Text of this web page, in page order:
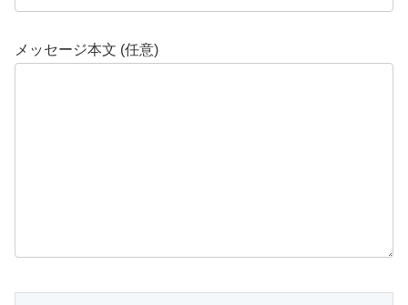
メッセージ本文 (任意)